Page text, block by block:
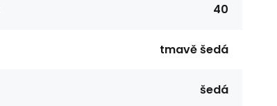
40
tmavě šedá
šedá